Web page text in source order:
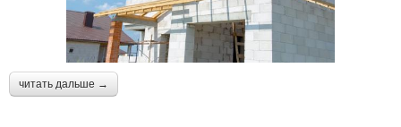
читать дальше →